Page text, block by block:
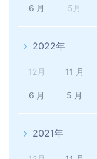
6 月 5月
2022年
12月 11 月
6 月 5 月
2021年